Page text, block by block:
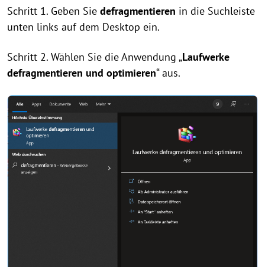
Schritt 1. Geben Sie defragmentieren in die Suchleiste
unten links auf dem Desktop ein.
Schritt 2. Wählen Sie die Anwendung „Laufwerke
defragmentieren und optimieren“ aus.